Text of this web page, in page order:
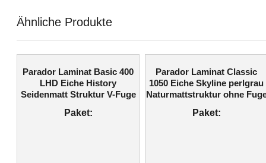
Ähnliche Produkte
Parador Laminat Basic 400
LHD Eiche History
Seidenmatt Struktur V-Fuge
Paket:
Parador Laminat Classic
1050 Eiche Skyline perlgrau
Naturmattstruktur ohne
Paket: